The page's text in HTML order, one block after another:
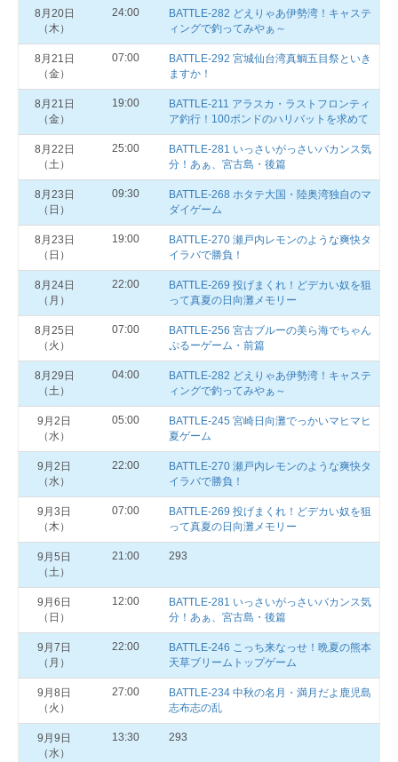
8月20日
（木）
24:00
BATTLE-282 どえりゃあ伊勢湾！キャステ
ィングで釣ってみやぁ～
8月21日
（金）
07:00
BATTLE-292 宮城仙台湾真鯛五目祭といき
ますか！
8月21日
（金）
19:00
BATTLE‐211 アラスカ・ラストフロンティ
ア釣行！100ポンドのハリバットを求めて
8月22日
（土）
25:00
BATTLE-281 いっさいがっさいバカンス気
分！あぁ、宮古島・後篇
8月23日
（日）
09:30
BATTLE-268 ホタテ大国・陸奥湾独自のマ
ダイゲーム
8月23日
（日）
19:00
BATTLE-270 瀬戸内レモンのような爽快タ
イラバで勝負！
8月24日
（月）
22:00
BATTLE-269 投げまくれ！どデカい奴を狙
って真夏の日向灘メモリー
8月25日
（火）
07:00
BATTLE-256 宮古ブルーの美ら海でちゃん
ぷるーゲーム・前篇
8月29日
（土）
04:00
BATTLE-282 どえりゃあ伊勢湾！キャステ
ィングで釣ってみやぁ～
9月2日
（水）
05:00
BATTLE-245 宮崎日向灘でっかいマヒマヒ
夏ゲーム
9月2日
（水）
22:00
BATTLE-270 瀬戸内レモンのような爽快タ
イラバで勝負！
9月3日
（木）
07:00
BATTLE-269 投げまくれ！どデカい奴を狙
って真夏の日向灘メモリー
9月5日
（土）
21:00 293
9月6日
（日）
12:00
BATTLE-281 いっさいがっさいバカンス気
分！あぁ、宮古島・後篇
9月7日
（月）
22:00
BATTLE-246 こっち来なっせ！晩夏の熊本
天草ブリームトップゲーム
9月8日
（火）
27:00
BATTLE-234 中秋の名月・満月だよ鹿児島
志布志の乱
9月9日
（水）
13:30 293